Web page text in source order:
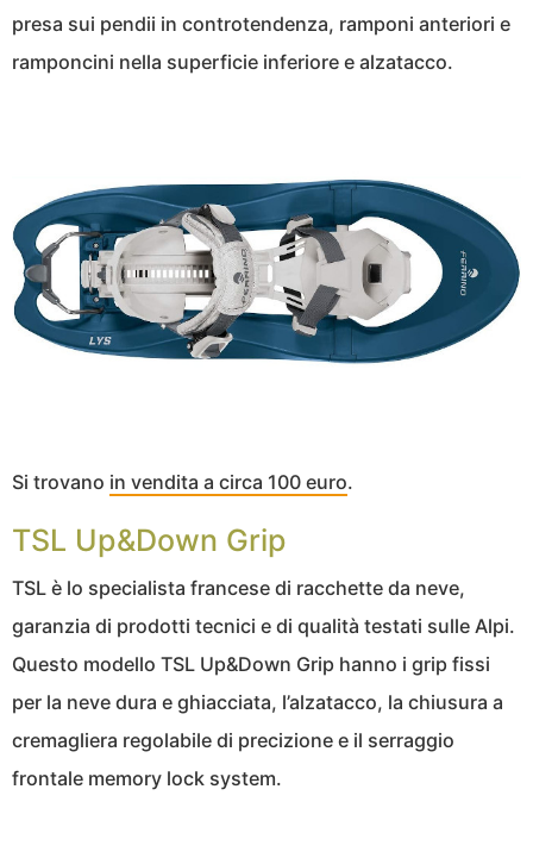
presa sui pendii in controtendenza, ramponi anteriori e
ramponcini nella superficie inferiore e alzatacco.
Si trovano in vendita a circa 100 euro.
TSL Up&Down Grip
TSL è lo specialista francese di racchette da neve,
garanzia di prodotti tecnici e di qualità testati sulle Alpi.
Questo modello TSL Up&Down Grip hanno i grip fissi
per la neve dura e ghiacciata, l’alzatacco, la chiusura a
cremagliera regolabile di precizione e il serraggio
frontale memory lock system.